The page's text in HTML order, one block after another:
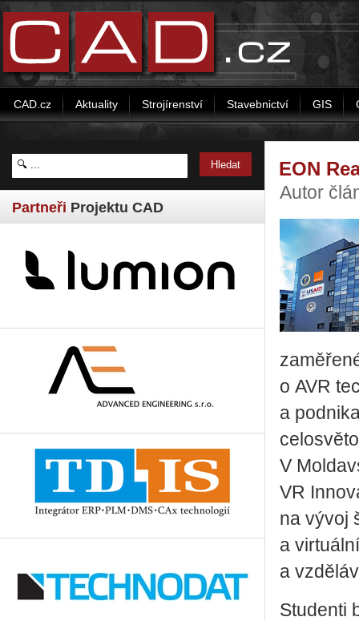
CAD.cz Aktuality Strojírenství Stavebnictví GIS
Partneři Projektu CAD
EON
Autor
o AVR
a
V
VR
na vývoj
a
a
Studenti